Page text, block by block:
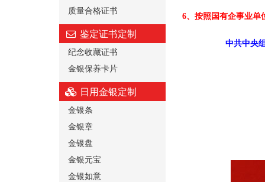
质量合格证书
鉴定证书定制
纪念收藏证书
金银保养卡片
日用金银定制
金银条
金银章
金银盘
金银元宝
金银如意
6、按照国有企事业单
中共中央